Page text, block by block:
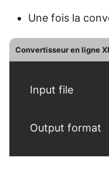
Une fois la
Convertisseur en ligne
Input file
Output format